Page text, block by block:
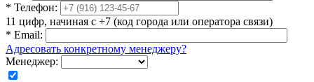
* Телефон:
11 цифр, начиная с +7 (код города или оператора связи)
* Email:
Адресовать конкретному менеджеру?
Менеджер: